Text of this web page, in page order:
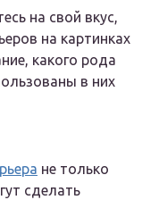
на свой вкус,
на картинках
какого рода
в них
не только
сделать